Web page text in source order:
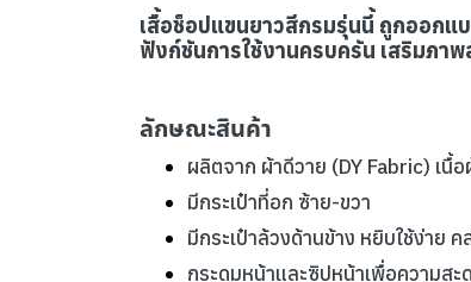
เสื้อช็อปแขนยาวสีกรมรุ่นนี้ ถูกออกแ
ฟังก์ชันการใช้งานครบครัน เสริมภา
ลักษณะสินค้า
ผลิตจาก ผ้าดีวาย (DY Fabric) เนื้
มีกระเป๋าที่อก ซ้าย-ขวา
มีกระเป๋าล้วงด้านข้าง หยิบใช้ง่าย ค
กระดุมหน้าและซิปหน้าเพื่อความสะ